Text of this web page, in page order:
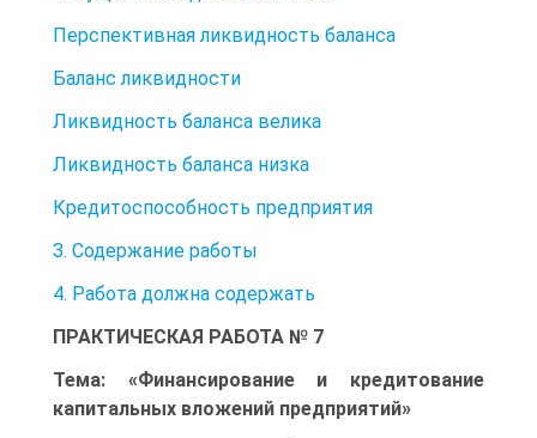
Перспективная ликвидность баланса
Баланс ликвидности
Ликвидность баланса велика
Ликвидность баланса низка
Кредитоспособность предприятия
З. Содержание работы
4. Работа должна содержать
ПРАКТИЧЕСКАЯ РАБОТА № 7
Тема: «Финансирование и кредитование
капитальных вложений предприятий»